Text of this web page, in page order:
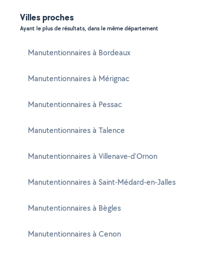
Villes proches
Ayant le plus de résultats, dans le même département
Manutentionnaires à Bordeaux
Manutentionnaires à Mérignac
Manutentionnaires à Pessac
Manutentionnaires à Talence
Manutentionnaires à Villenave-d'Ornon
Manutentionnaires à Saint-Médard-en-Jalles
Manutentionnaires à Bègles
Manutentionnaires à Cenon